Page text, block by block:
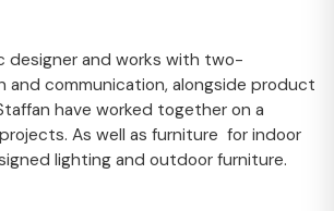
designer and works with two-
and communication, alongside product
have worked together on a
As well as furniture for indoor
lighting and outdoor furniture.